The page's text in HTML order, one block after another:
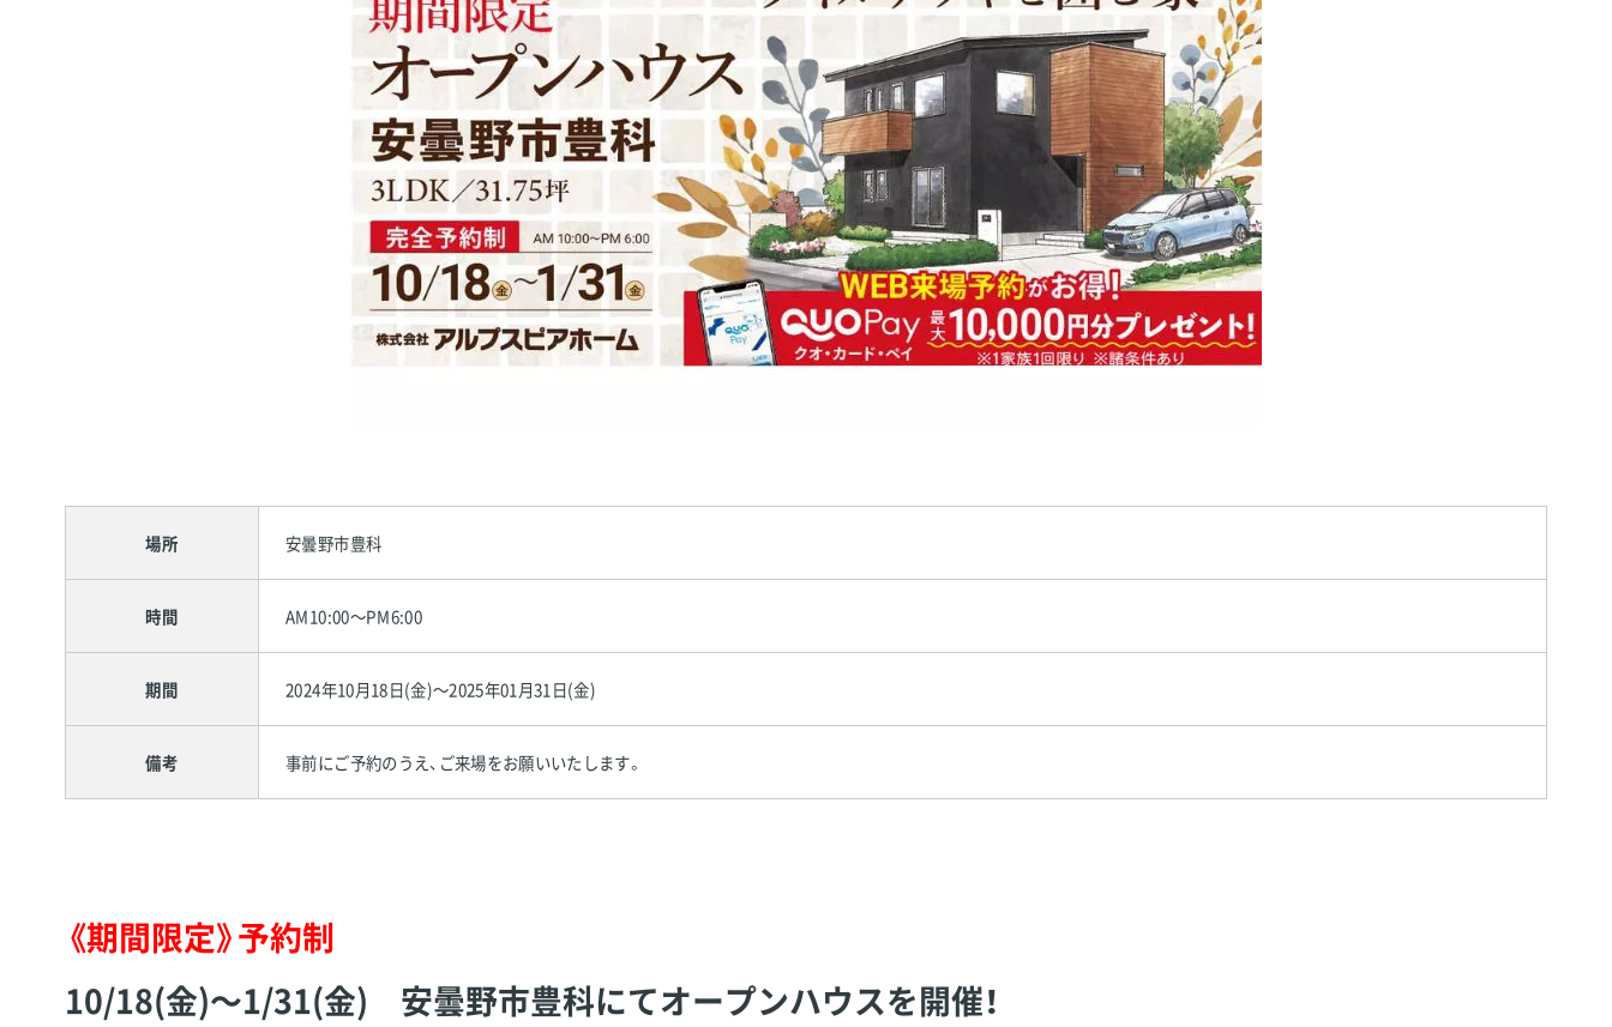
場所 安曇野市豊科
時間 AM10:00～PM6:00
期間 2024年10月18日(金)～2025年01月31日(金)
備考 事前にご予約のうえ、ご来場をお願いいたします。
《期間限定》予約制
10/18(金)～1/31(金) 安曇野市豊科にてオープンハウスを開催！